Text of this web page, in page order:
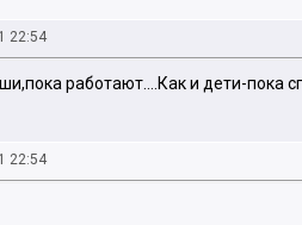
22:54
работают....Как и дети-пока
22:54